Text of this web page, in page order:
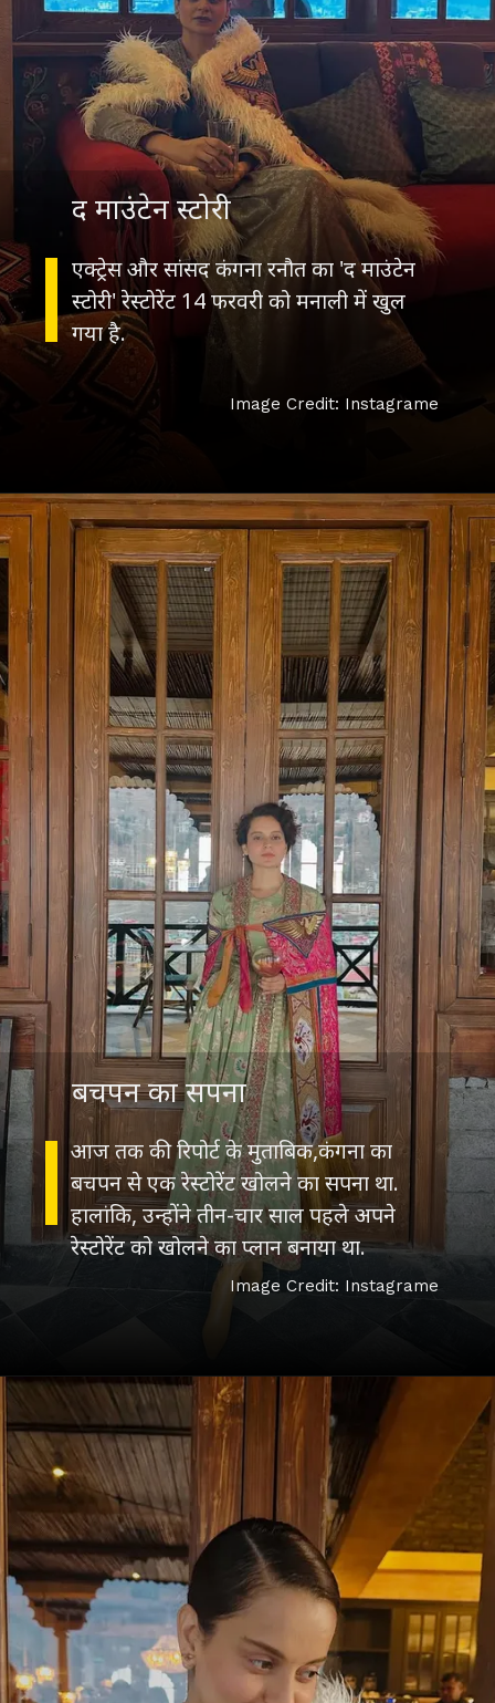
एक्ट्रेस और सांसद कंगना रनौत का 'द माउंटेन
स्टोरी' रेस्टोरेंट 14 फरवरी को मनाली में खुल
गया है.
द माउंटेन स्टोरी
Image Credit: Instagrame
आज तक की रिपोर्ट के मुताबिक,कंगना का
बचपन से एक रेस्टोरेंट खोलने का सपना था.
हालांकि, उन्होंने तीन-चार साल पहले अपने
रेस्टोरेंट को खोलने का प्लान बनाया था.
बचपन का सपना
Image Credit: Instagrame